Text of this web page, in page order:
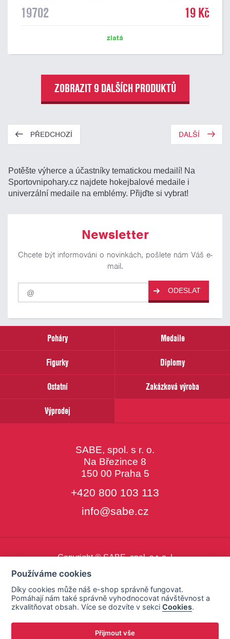
nalepit štítek s potiskem nebo gravírováním vlastního textu
19702 19 Kč
zlatá
ZOBRAZIT 9 DALŠÍCH PRODUKTŮ
PŘEDCHOZÍ DALŠÍ
Potěšte výherce a účastníky tematickou medailí! Na
Sportovnipohary.cz najdete hokejbalové medaile i
univerzální medaile na emblémy. Přijďte si vybrat!
Newsletter
Chcete být informováni o novinkách, pošlete nám Váš e-
mail.
Pro
odběr
našich
email
ODESLAT
Poháry
Medaile
Figurky
Diplomy
Ostatní
Zakázková výroba
Výprodej
SABE, spol. s r. o.
Na Březince 8
150 00 Praha 5
+420 800 103 113
info@sabe.cz
Copyright © SABE, spol. s r. o. |
Používáme cookies
Díky cookies může náš e-shop správně fungovat.
Pomáhají nám také správně vyhodnocovat návštěvnost a
zkvalitňovat obsah. Více se dozvíte v sekciCookies.
Přijmout vše